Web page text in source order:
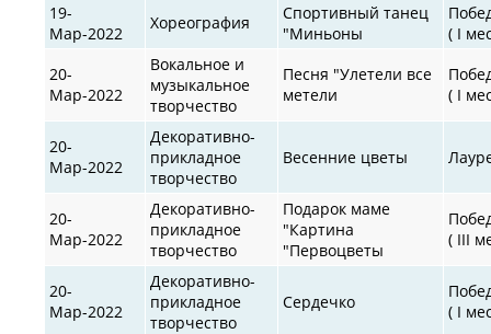
19-
Мар-2022
Хореография
Спортивный танец
"Миньоны
( I
20-
Мар-2022
Вокальное и
музыкальное
творчество
Песня "Улетели все
метели
( I
20-
Мар-2022
Декоративно-
прикладное
творчество
Весенние цветы
20-
Мар-2022
Декоративно-
прикладное
творчество
Подарок маме
"Картина
"Первоцветы
( III
20-
Мар-2022
Декоративно-
прикладное
творчество
Сердечко
( I